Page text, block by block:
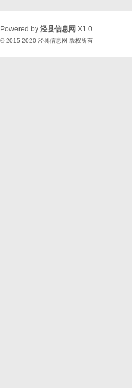
Powered by 泾县信息网 X1.0
© 2015-2020 泾县信息网 版权所有